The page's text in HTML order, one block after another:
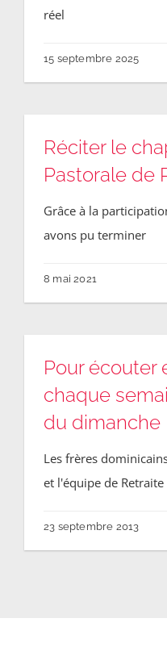
réel
15 septembre 2025
Réciter le
Pastorale de
Grâce à la
avons pu terminer
8 mai 2021
Pour écouter
chaque
du dimanche
Les frères
et l'équipe de
23 septembre 2013